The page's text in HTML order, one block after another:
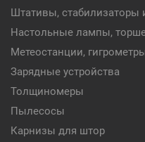
Штативы, стабилизаторы
Настольные лампы,
Метеостанции,
Зарядные устройства
Толщиномеры
Пылесосы
Карнизы для штор